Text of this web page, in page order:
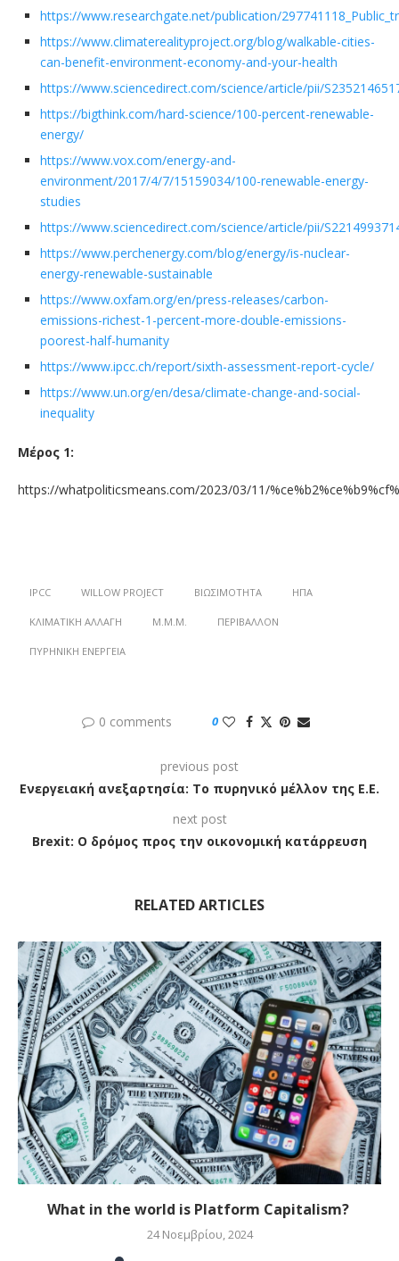
https://www.researchgate.net/publication/
https://www.climaterealityproject.org/blog/walkable-cities-
can-benefit-environment-economy-and-your-health
https://www.sciencedirect.com/science/article/pii/
https://bigthink.com/hard-science/100-percent-renewable-
energy/
https://www.vox.com/energy-and-
environment/2017/4/7/15159034/100-renewable-energy-
studies
https://www.sciencedirect.com/science/article/pii/
https://www.perchenergy.com/blog/energy/is-nuclear-
energy-renewable-sustainable
https://www.oxfam.org/en/press-releases/carbon-
emissions-richest-1-percent-more-double-emissions-
poorest-half-humanity
https://www.ipcc.ch/report/sixth-assessment-report-cycle/
https://www.un.org/en/desa/climate-change-and-social-
inequality
Μέρος 1:
https://whatpoliticsmeans.com/2023/03/11/
IPCC WILLOW PROJECT ΒΙΩΣΙΜΌΤΗΤΑ ΗΠΑ
ΚΛΙΜΑΤΙΚΉ ΑΛΛΑΓΉ Μ.Μ.Μ. ΠΕΡΙΒΆΛΛΟΝ
ΠΥΡΗΝΙΚΉ ΕΝΈΡΓΕΙΑ
0 comments 0
previous post
Ενεργειακή ανεξαρτησία: Το πυρηνικό μέλλον της Ε.Ε.
next post
Brexit: Ο δρόμος προς την οικονομική κατάρρευση
RELATED ARTICLES
What in the world is Platform Capitalism?
24 Νοεμβρίου, 2024